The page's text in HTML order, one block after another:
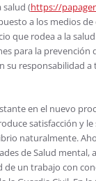
salud (https://
a los medios
que rodea a la
para la prevención
su responsabilidad
en el nuevo
satisfacción y
naturalmente.
de Salud mental,
de un trabajo con